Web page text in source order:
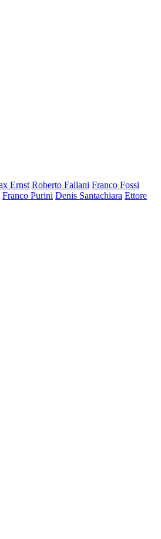
Ernst Roberto Fallani Franco Fossi
Franco Purini Denis Santachiara Ettore